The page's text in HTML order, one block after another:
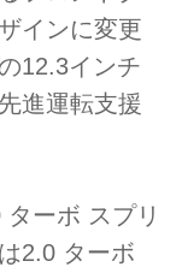
インに変更
12.3インチ
進運転支援
ーボ スプリ
2.0 ターボ